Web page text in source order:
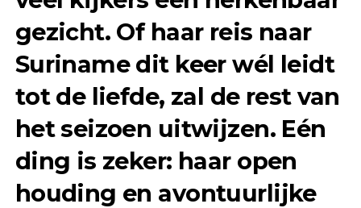
gezicht. Of haar reis naar
Suriname dit keer wél leidt
tot de liefde, zal de rest van
het seizoen uitwijzen. Eén
ding is zeker: haar open
houding en avontuurlijke